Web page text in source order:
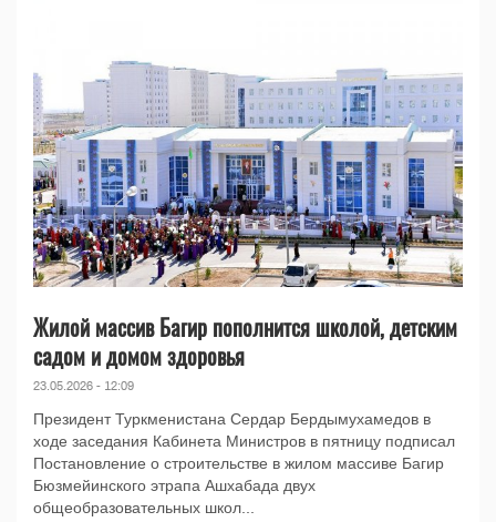
Жилой массив Багир пополнится школой, детским
садом и домом здоровья
23.05.2026 - 12:09
Президент Туркменистана Сердар Бердымухамедов в
ходе заседания Кабинета Министров в пятницу подписал
Постановление о строительстве в жилом массиве Багир
Бюзмейинского этрапа Ашхабада двух
общеобразовательных школ...